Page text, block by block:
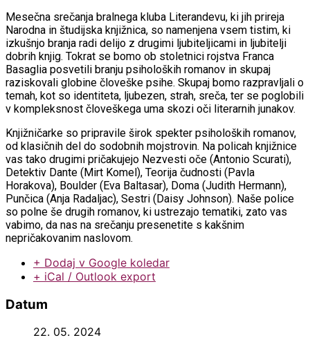
Mesečna srečanja bralnega kluba Literandevu, ki jih prireja
Narodna in študijska knjižnica, so namenjena vsem tistim, ki
izkušnjo branja radi delijo z drugimi ljubiteljicami in ljubitelji
dobrih knjig. Tokrat se bomo ob stoletnici rojstva Franca
Basaglia posvetili branju psiholoških romanov in skupaj
raziskovali globine človeške psihe. Skupaj bomo razpravljali o
temah, kot so identiteta, ljubezen, strah, sreča, ter se poglobili
v kompleksnost človeškega uma skozi oči literarnih junakov.
Knjižničarke so pripravile širok spekter psiholoških romanov,
od klasičnih del do sodobnih mojstrovin. Na policah knjižnice
vas tako drugimi pričakujejo Nezvesti oče (Antonio Scurati),
Detektiv Dante (Mirt Komel), Teorija čudnosti (Pavla
Horakova), Boulder (Eva Baltasar), Doma (Judith Hermann),
Punčica (Anja Radaljac), Sestri (Daisy Johnson). Naše police
so polne še drugih romanov, ki ustrezajo tematiki, zato vas
vabimo, da nas na srečanju presenetite s kakšnim
nepričakovanim naslovom.
+ Dodaj v Google koledar
+ iCal / Outlook export
Datum
22. 05. 2024